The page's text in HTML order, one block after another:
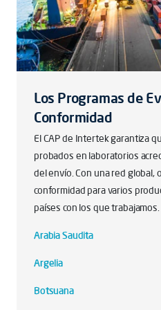
Los Programas de
Conformidad
El CAP de Intertek garantiza
probados en laboratorios
del envío. Con una red global,
conformidad para varios
países con los que trabajamos.
Arabia Saudita
Argelia
Botsuana